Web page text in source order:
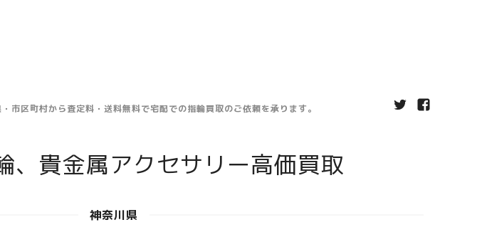
区町村から査定料・送料無料で宅配での指輪買取のご依頼を承ります。
、貴金属アクセサリー高価買取
神奈川県